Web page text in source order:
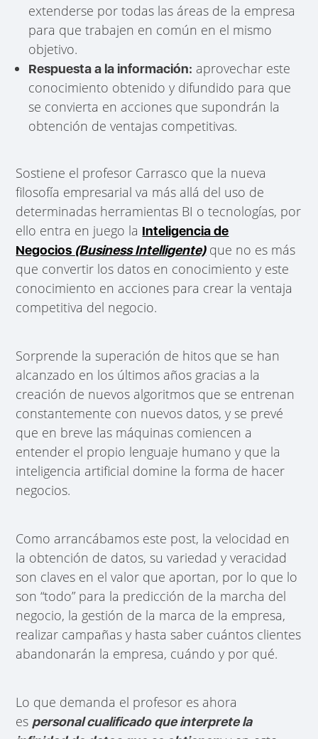
extenderse por todas las áreas de la empresa
para que trabajen en común en el mismo
objetivo.
Respuesta a la información: aprovechar este
conocimiento obtenido y difundido para que
se convierta en acciones que supondrán la
obtención de ventajas competitivas.
Sostiene el profesor Carrasco que la nueva
filosofía empresarial va más allá del uso de
determinadas herramientas BI o tecnologías, por
ello entra en juego la Inteligencia de
Negocios (Business Intelligente)que no es más
que convertir los datos en conocimiento y este
conocimiento en acciones para crear la ventaja
competitiva del negocio.
Sorprende la superación de hitos que se han
alcanzado en los últimos años gracias a la
creación de nuevos algoritmos que se entrenan
constantemente con nuevos datos, y se prevé
que en breve las máquinas comiencen a
entender el propio lenguaje humano y que la
inteligencia artificial domine la forma de hacer
negocios.
Como arrancábamos este post, la velocidad en
la obtención de datos, su variedad y veracidad
son claves en el valor que aportan, por lo que lo
son “todo” para la predicción de la marcha del
negocio, la gestión de la marca de la empresa,
realizar campañas y hasta saber cuántos clientes
abandonarán la empresa, cuándo y por qué.
Lo que demanda el profesor es ahora
es personal cualificado que interprete la